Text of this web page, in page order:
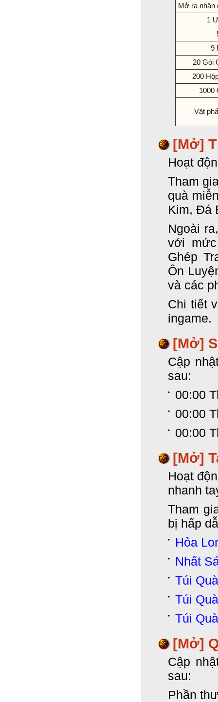
Mở ra nhận
1
9
20 Gói
200
1000
Vật
[Mở]
Hoạt
Tham
quà
Kim, Đá
Ngoài
với
Ghép
Ôn
và các
Chi tiết
ingame.
[Mở]
Cập
sau:
00:00
00:00
00:00
[Mở]
Hoạt
nhanh
Tham
bị hấp
Hỏa
Nhất
Túi
Túi
Túi
[Mở]
Cập
sau:
Phần